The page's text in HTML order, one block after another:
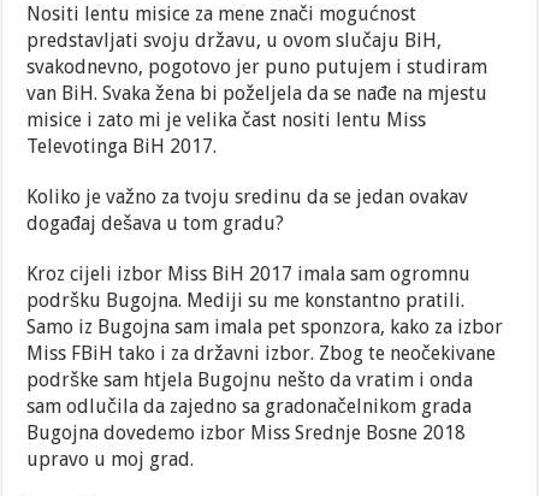
Nositi lentu misice za mene znači mogućnost
predstavljati svoju državu, u ovom slučaju BiH,
svakodnevno, pogotovo jer puno putujem i studiram
van BiH. Svaka žena bi poželjela da se nađe na mjestu
misice i zato mi je velika čast nositi lentu Miss
Televotinga BiH 2017.
Koliko je važno za tvoju sredinu da se jedan ovakav
događaj dešava u tom gradu?
Kroz cijeli izbor Miss BiH 2017 imala sam ogromnu
podršku Bugojna. Mediji su me konstantno pratili.
Samo iz Bugojna sam imala pet sponzora, kako za izbor
Miss FBiH tako i za državni izbor. Zbog te neočekivane
podrške sam htjela Bugojnu nešto da vratim i onda
sam odlučila da zajedno sa gradonačelnikom grada
Bugojna dovedemo izbor Miss Srednje Bosne 2018
upravo u moj grad.